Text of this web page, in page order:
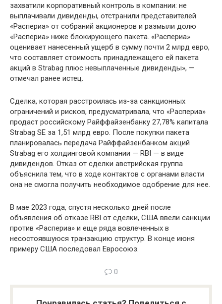
захватили корпоративный контроль в компании: не
выплачивали дивиденды, отстранили представителей
«Распериа» от собраний акционеров и размыли долю
«Распериа» ниже блокирующего пакета. «Распериа»
оценивает нанесенный ущерб в сумму почти 2 млрд евро,
что составляет стоимость принадлежащего ей пакета
акций в Strabag плюс невыплаченные дивиденды», —
отмечал ранее истец.
Сделка, которая расстроилась из-за санкционных
ограничений и рисков, предусматривала, что «Распериа»
продаст российскому Райффайзенбанку 27,78% капитала
Strabag SE за 1,51 млрд евро. После покупки пакета
планировалась передача Райффайзенбанком акций
Strabag его холдинговой компании — RBI — в виде
дивидендов. Отказ от сделки австрийская группа
объяснила тем, что в ходе контактов с органами власти
она не смогла получить необходимое одобрение для нее.
В мае 2023 года, спустя несколько дней после
объявления об отказе RBI от сделки, США ввели санкции
против «Распериа» и еще ряда вовлеченных в
несостоявшуюся транзакцию структур. В конце июня
примеру США последовал Евросоюз.
0